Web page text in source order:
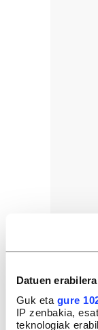
Datuen
Guk eta gure
IP zenbakia,
teknologiak